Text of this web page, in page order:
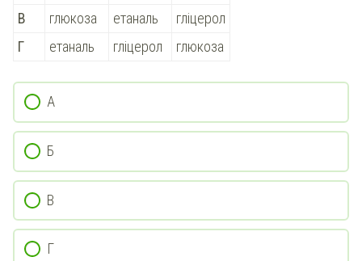
В
глюкоза етаналь
гліцерол
Г
етаналь гліцерол глюкоза
А
Б
В
Г